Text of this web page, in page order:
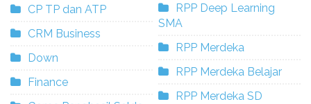
CP TP dan ATP
CRM Business
Down
Finance
RPP Deep Learning
SMA
RPP Merdeka
RPP Merdeka Belajar
RPP Merdeka SD